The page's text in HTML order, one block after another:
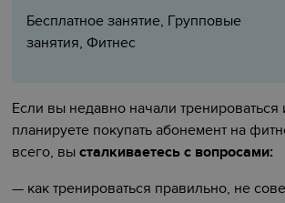
Бесплатное занятие, Групповые
занятия, Фитнес
Если вы недавно начали тренироваться
планируете покупать абонемент на
всего, высталкиваетесь с вопросами:
— как тренироваться правильно, не